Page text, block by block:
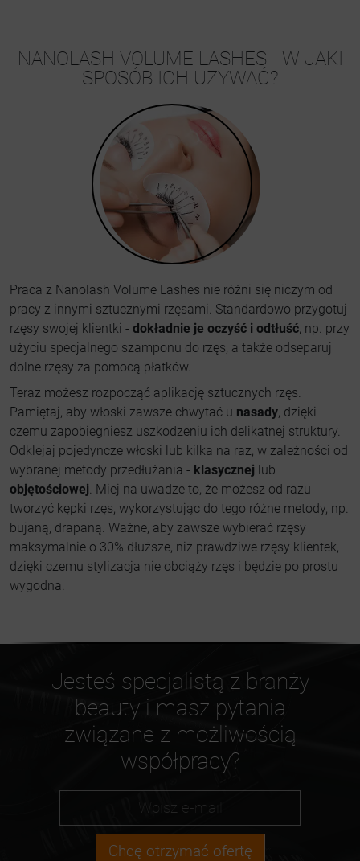
NANOLASH VOLUME LASHES - W JAKI
SPOSÓB ICH UZYWAĆ?
Praca z Nanolash Volume Lashes nie różni się niczym od
pracy z innymi sztucznymi rzęsami. Standardowo przygotuj
rzęsy swojej klientki - dokładnie je oczyść i odtłuść, np. przy
użyciu specjalnego szamponu do rzęs, a także odseparuj
dolne rzęsy za pomocą płatków.
Teraz możesz rozpocząć aplikację sztucznych rzęs.
Pamiętaj, aby włoski zawsze chwytać u nasady, dzięki
czemu zapobiegniesz uszkodzeniu ich delikatnej struktury.
Odklejaj pojedyncze włoski lub kilka na raz, w zależności od
wybranej metody przedłużania - klasycznej lub
objętościowej . Miej na uwadze to, że możesz od razu
tworzyć kępki rzęs, wykorzystując do tego różne metody, np.
bujaną, drapaną. Ważne, aby zawsze wybierać rzęsy
maksymalnie o 30% dłuższe, niż prawdziwe rzęsy klientek,
dzięki czemu stylizacja nie obciąży rzęs i będzie po prostu
wygodna.
Jesteś specjalistą z branży
beauty i masz pytania
związane z możliwością
współpracy?
Chcę otrzymać ofertę